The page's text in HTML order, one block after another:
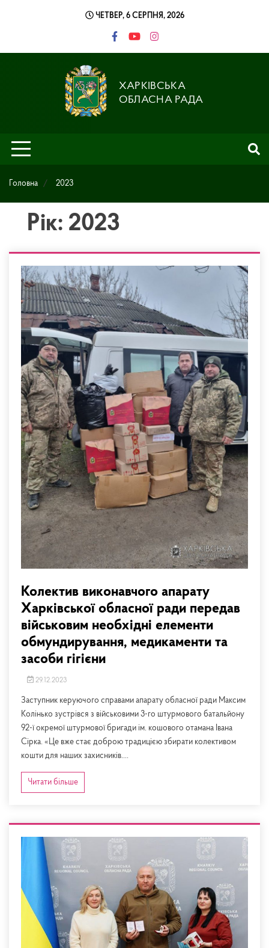
ЧЕТВЕР, 6 СЕРПНЯ, 2026
ХАРКІВСЬКА
ОБЛАСНА РАДА
Головна 2023
Рік: 2023
Колектив виконавчого апарату
Харківської обласної ради передав
військовим необхідні елементи
обмундирування, медикаменти та
засоби гігієни
29.12.2023
Заступник керуючого справами апарату обласної ради Максим
Колінько зустрівся з військовими 3-го штурмового батальйону
92-ї окремої штурмової бригади ім. кошового отамана Івана
Сірка. «Це вже стає доброю традицією збирати колективом
кошти для наших захисників....
Читати більше